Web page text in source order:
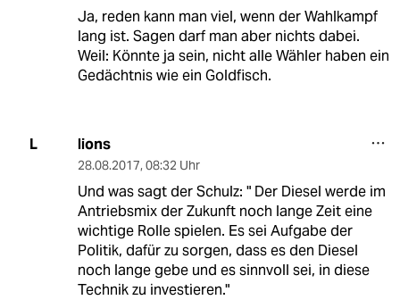
Ja, reden kann man viel, wenn der Wahlkampf
lang ist. Sagen darf man aber nichts dabei.
Weil: Könnte ja sein, nicht alle Wähler haben ein
Gedächtnis wie ein Goldfisch.
L lions
28.08.2017, 08:32 Uhr
Und was sagt der Schulz: " Der Diesel werde im
Antriebsmix der Zukunft noch lange Zeit eine
wichtige Rolle spielen. Es sei Aufgabe der
Politik, dafür zu sorgen, dass es den Diesel
noch lange gebe und es sinnvoll sei, in diese
Technik zu investieren."